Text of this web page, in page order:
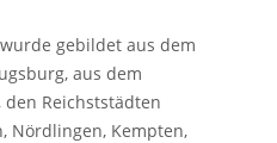
gebildet aus dem
aus dem
Reichststädten
Nördlingen, Kempten,